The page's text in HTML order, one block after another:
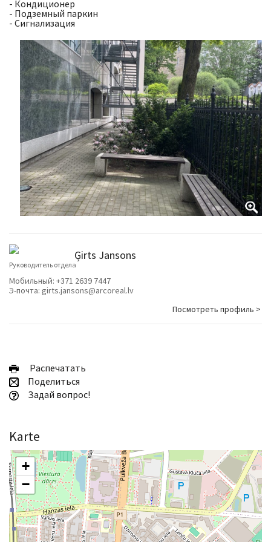
- Кондиционер
- Подземный паркин
- Сигнализация
Ģirts Jansons
Руководитель отдела
Мобильный: +371 2639 7447
Э-почта: girts.jansons@arcoreal.lv
Посмотреть профиль >
Pаспечатать
Поделиться
Задай вопрос!
Karte
+
−